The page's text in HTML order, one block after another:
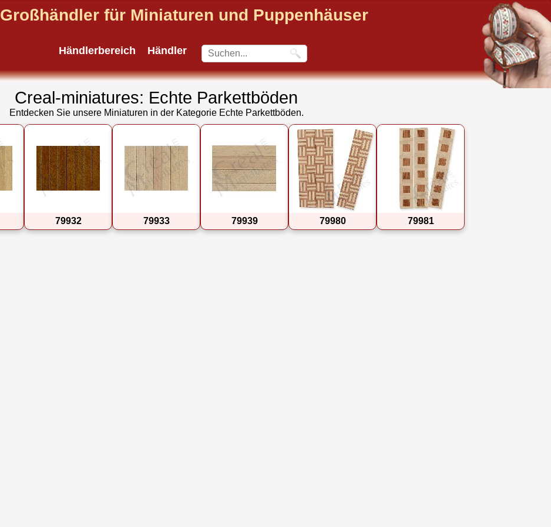
Großhändler für Miniaturen und Puppenhäuser
Händlerbereich Händler
Creal-miniatures: Echte Parkettböden
Entdecken Sie unsere Miniaturen in der Kategorie Echte Parkettböden.
79932 79933 79939 79980 79981